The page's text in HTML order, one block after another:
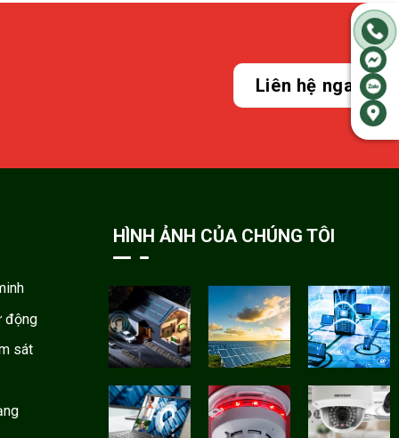
Liên hệ ngay
động
sát
HÌNH ẢNH CỦA CHÚNG TÔI